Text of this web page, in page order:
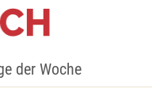
der Woche